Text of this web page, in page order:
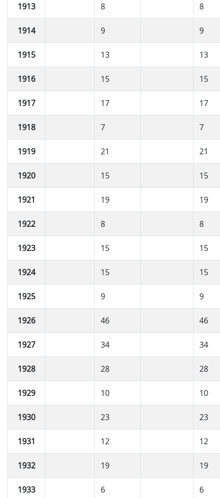
1913 8 8
1914 9 9
1915 13 13
1916 15 15
1917 17 17
1918 7 7
1919 21 21
1920 15 15
1921 19 19
1922 8 8
1923 15 15
1924 15 15
1925 9 9
1926 46 46
1927 34 34
1928 28 28
1929 10 10
1930 23 23
1931 12 12
1932 19 19
1933 6 6